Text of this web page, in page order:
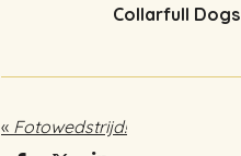
Collarfull Dogs
« Fotowedstrijd!